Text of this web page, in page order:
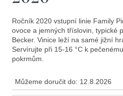
Ročník 2020 vstupní linie Family
ovoce a jemných tříslovin, typické
Becker. Vinice leží na samé jižní
Servírujte při 15-16 °C k
pokrmům.
Můžeme doručit do: 12.8.2026
?